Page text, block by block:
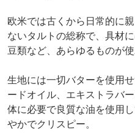
欧米では古くから日常的に
ないタルトの総称で、具材
豆類など、あらゆるものが使
生地には一切バターを使用
ードオイル、エキストラバ
体に必要で良質な油を使用
やかでクリスピー。